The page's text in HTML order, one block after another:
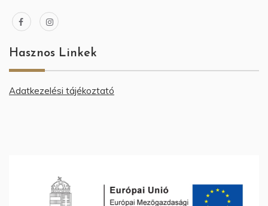
Hasznos Linkek
Adatkezelési tájékoztató